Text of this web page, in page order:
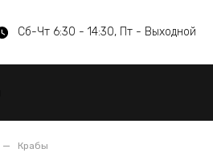
Сб-Чт 6:30 - 14:30, Пт - Выходной
Крабы